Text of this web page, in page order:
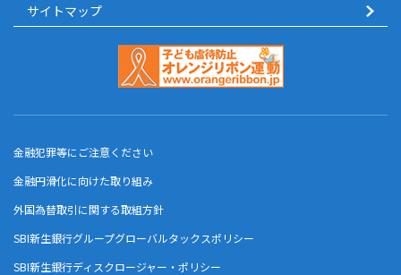
サイトマップ
金融犯罪等にご注意ください
金融円滑化に向けた取り組み
外国為替取引に関する取組方針
SBI新生銀行グループグローバルタックスポリシー
SBI新生銀行ディスクロージャー・ポリシー